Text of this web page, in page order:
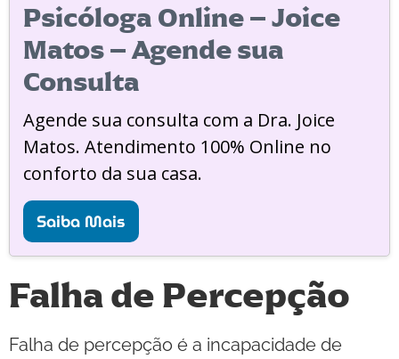
Psicóloga Online – Joice
Matos – Agende sua
Consulta
Agende sua consulta com a Dra. Joice
Matos. Atendimento 100% Online no
conforto da sua casa.
Saiba Mais
Falha de Percepção
Falha de percepção é a incapacidade de